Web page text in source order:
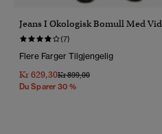
Jeans I Økologisk Bomull Med
(7)
Flere Farger Tilgjengelig
Kr 629,30Pris Nedsatt Fra
Kr 899,00Til
Du Sparer 30 %